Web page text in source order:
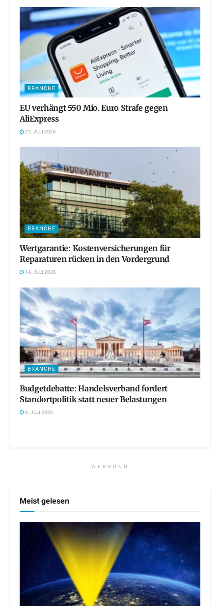
BRANCHE
EU verhängt 550 Mio. Euro Strafe gegen
AliExpress
21. JULI 2026
BRANCHE
Wertgarantie: Kostenversicherungen für
Reparaturen rücken in den Vordergrund
14. JULI 2026
BRANCHE
Budgetdebatte: Handelsverband fordert
Standortpolitik statt neuer Belastungen
8. JULI 2026
WERBUNG
Meist gelesen